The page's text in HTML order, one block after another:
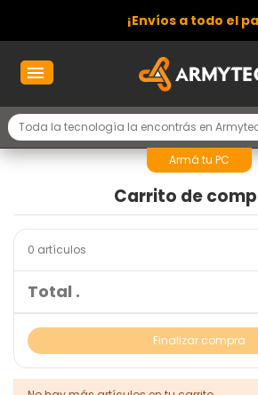
¡Envíos a todo el
Armá tu PC
Carrito de
0 artículos
Total .
Finalizar compra